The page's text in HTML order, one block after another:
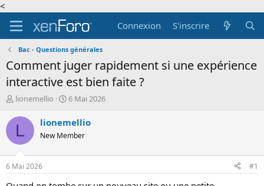
<
Connexion
S'inscrire
Bac - Questions générales
Comment juger rapidement si une expérience
interactive est bien faite ?
A
t
r
d
e
lionemellio
D
t
d
é
b
6 Mai 2026
L lionemellio
New Member
6 Mai 2026 #1